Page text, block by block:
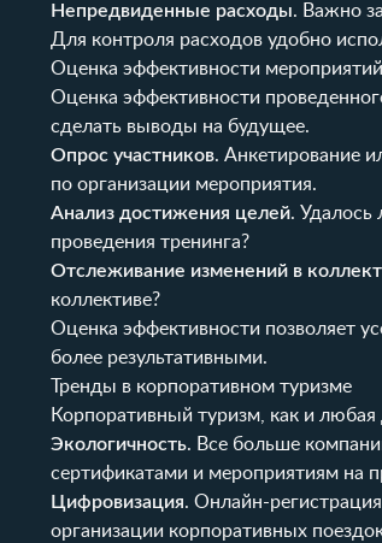
Непредвиденные расходы. Важно
Для контроля расходов удобно
Оценка эффективности мероприятий
Оценка эффективности
сделать выводы на будущее.
Опрос участников. Анкетирование
по организации мероприятия.
Анализ достижения целей. Удалось
проведения тренинга?
Отслеживание изменений в
коллективе?
Оценка эффективности позволяет
более результативными.
Тренды в корпоративном туризме
Корпоративный туризм, как и
Экологичность. Все больше
сертификатами и мероприятиям на
Цифровизация. Онлайн-
организации корпоративных